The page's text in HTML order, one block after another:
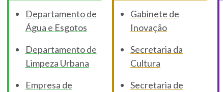
Departamento de
Água e Esgotos
Departamento de
Limpeza Urbana
Empresa de
Gabinete de
Inovação
Secretaria da
Cultura
Secretaria de